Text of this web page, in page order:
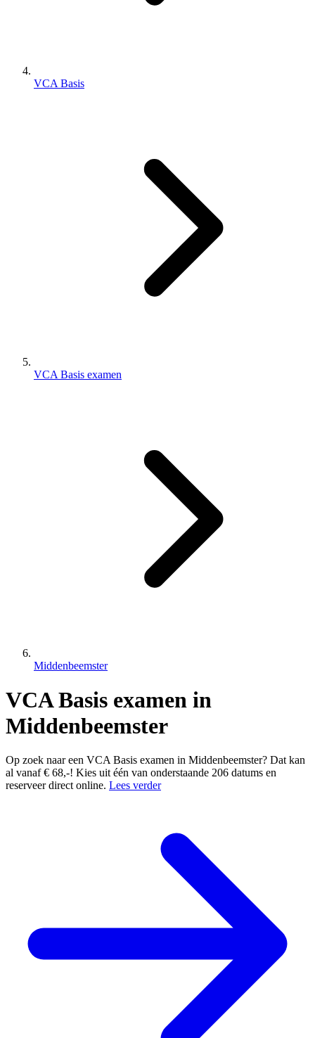
VCA Basis
VCA Basis examen
Middenbeemster
VCA Basis examen in
Middenbeemster
Op zoek naar een VCA Basis examen in Middenbeemster? Dat kan
al vanaf € 68,-! Kies uit één van onderstaande 206 datums en
reserveer direct online. Lees verder